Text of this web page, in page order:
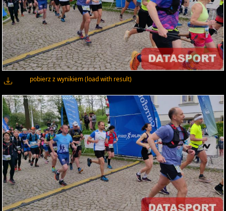
pobierz z wynikiem (load with result)